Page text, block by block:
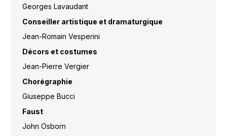
Georges Lavaudant
Conseiller artistique et dramaturgique
Jean-Romain Vesperini
Décors et costumes
Jean-Pierre Vergier
Chorégraphie
Giuseppe Bucci
Faust
John Osborn